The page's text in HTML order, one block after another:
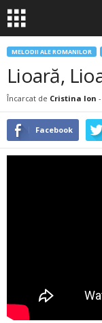
MELODII ALE ROMANILOR
Lioară,
Încarcat de Cristina Ion -
Facebook